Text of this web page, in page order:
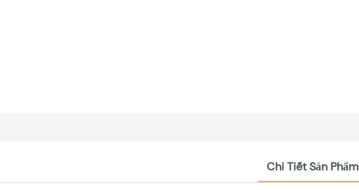
Chi Tiết Sản Phẩm